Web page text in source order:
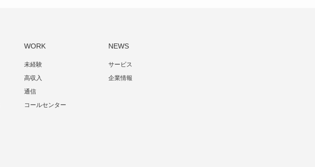
WORK
未経験
高収入
通信
コールセンター
NEWS
サービス
企業情報